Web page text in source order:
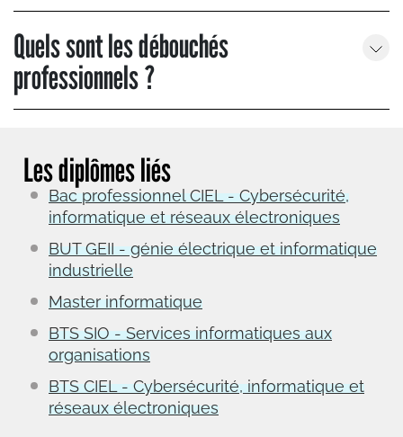
Quels sont les débouchés
professionnels ?
Les diplômes liés
Bac professionnel CIEL - Cybersécurité,
informatique et réseaux électroniques
BUT GEII - génie électrique et informatique
industrielle
Master informatique
BTS SIO - Services informatiques aux
organisations
BTS CIEL - Cybersécurité, informatique et
réseaux électroniques